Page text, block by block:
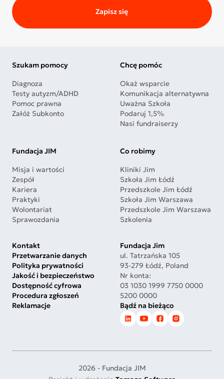
Zapisz się
Szukam pomocy
Diagnoza
Testy autyzm/ADHD
Pomoc prawna
Załóż Subkonto
Chcę pomóc
Okaż wsparcie
Komunikacja alternatywna
Uważna Szkoła
Podaruj 1,5%
Nasi fundraiserzy
Fundacja JIM
Misja i wartości
Zespół
Kariera
Praktyki
Wolontariat
Sprawozdania
Co robimy
Kliniki Jim
Szkoła Jim Łódź
Przedszkole Jim Łódź
Szkoła Jim Warszawa
Przedszkole Jim Warszawa
Szkolenia
Kontakt
Przetwarzanie danych
Polityka prywatności
Jakość i bezpieczeństwo
Dostępność cyfrowa
Procedura zgłoszeń
Reklamacje
Fundacja Jim
ul. Tatrzańska 105
93-279 Łódź, Poland
Nr konta:
03 1030 1999 7750 0000
5200 0000
Bądź na bieżąco
2026 - Fundacja JIM